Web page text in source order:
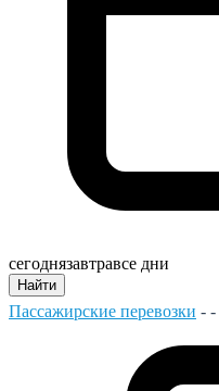
сегоднязавтравсе дни
Найти
Пассажирские перевозки - -